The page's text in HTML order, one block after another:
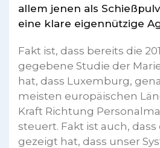
allem jenen als
eine klare eigennützige
Fakt ist, dass bereits die
gegebene Studie der
hat, dass Luxemburg,
meisten europäischen
Kraft Richtung
steuert. Fakt ist auch,
gezeigt hat, dass unser